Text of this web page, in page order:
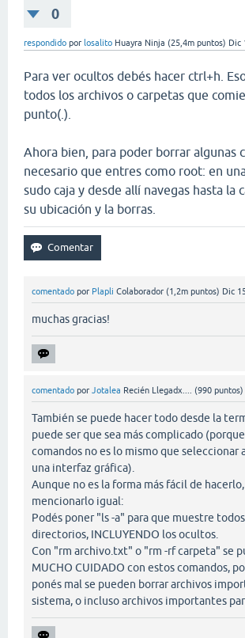
0
respondido por losalito Huayra Ninja (25,4m puntos) Dic
Para ver ocultos debés hacer ctrl+h.
todos los archivos o carpetas que
punto(.).
Ahora bien, para poder borrar algunas
necesario que entres como root: en
sudo caja y desde allí navegas hasta la
su ubicación y la borras.
comentado por Plapli Colaborador (1,2m puntos) Dic
muchas gracias!
comentado por Jotalea Recién Llegadx.... (990 puntos)
También se puede hacer todo desde la
puede ser que sea más complicado
comandos no es lo mismo que seleccionar
una interfaz gráfica).
Aunque no es la forma más fácil de
mencionarlo igual:
Podés poner "ls -a" para que muestre
directorios, INCLUYENDO los ocultos.
Con "rm archivo.txt" o "rm -rf carpeta" se
MUCHO CUIDADO con estos comandos,
ponés mal se pueden borrar archivos
sistema, o incluso archivos importantes